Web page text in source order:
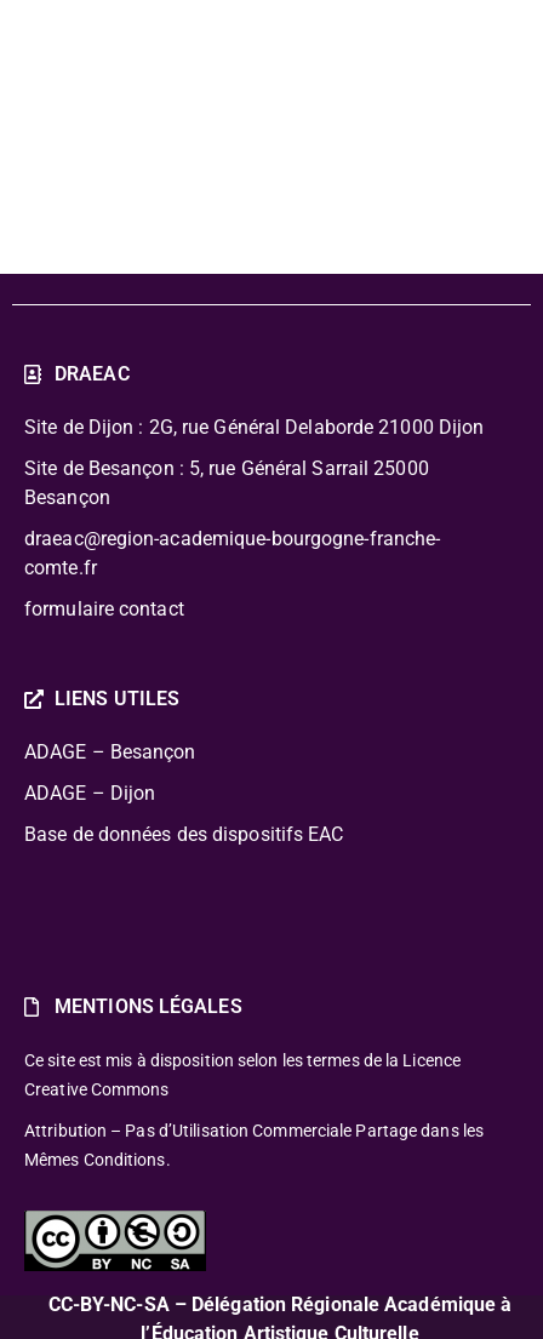
DRAEAC
Site de Dijon : 2G, rue Général Delaborde 21000 Dijon
Site de Besançon : 5, rue Général Sarrail 25000
Besançon
draeac@region-academique-bourgogne-franche-
comte.fr
formulaire contact
LIENS UTILES
ADAGE – Besançon
ADAGE – Dijon
Base de données des dispositifs EAC
MENTIONS LÉGALES
Ce site est mis à disposition selon les termes de la Licence
Creative Commons
Attribution – Pas d’Utilisation Commerciale Partage dans les
Mêmes Conditions.
CC-BY-NC-SA – Délégation Régionale Académique à
l’Éducation Artistique Culturelle